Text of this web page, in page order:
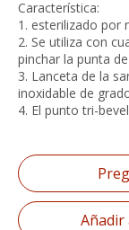
Característica:
1. esterilizado por
2. Se utiliza con
pinchar la punta
3. Lanceta de la
inoxidable de
4. El punto tri-
Añadir